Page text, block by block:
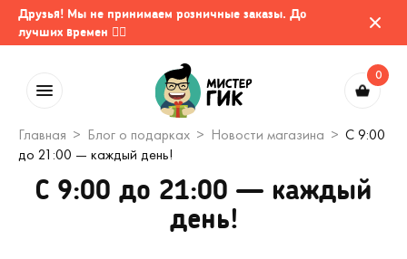
Друзья! Мы не принимаем розничные заказы. До
лучших времен 🤷‍♂️
0
Главная Блог о подарках Новости магазина
С 9:00
до 21:00 — каждый день!
С 9:00 до 21:00 — каждый
день!